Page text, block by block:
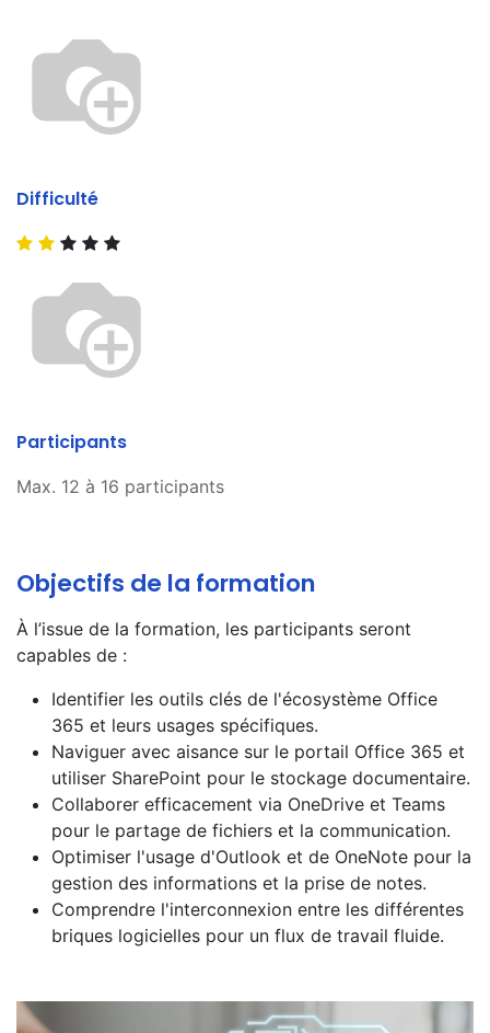
Difficulté
Participants
Max. 12 à 16 participants
Objectifs de la formation
À l’issue de la formation, les participants seront
capables de :
Identifier les outils clés de l'écosystème Office
365 et leurs usages spécifiques.
Naviguer avec aisance sur le portail Office 365 et
utiliser SharePoint pour le stockage documentaire.
Collaborer efficacement via OneDrive et Teams
pour le partage de fichiers et la communication.
Optimiser l'usage d'Outlook et de OneNote pour la
gestion des informations et la prise de notes.
Comprendre l'interconnexion entre les différentes
briques logicielles pour un flux de travail fluide.